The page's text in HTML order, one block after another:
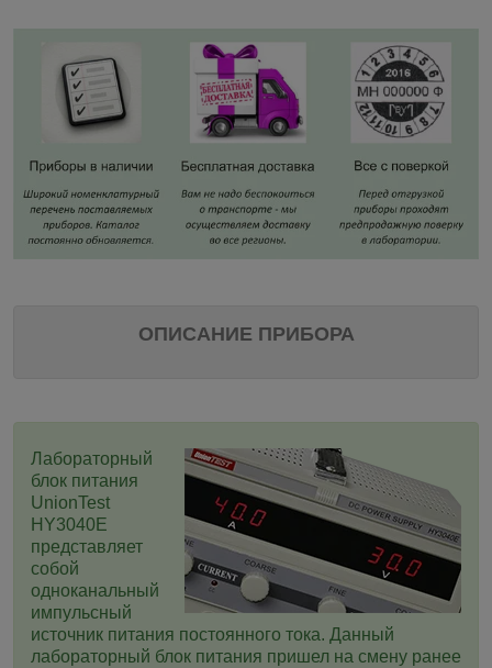
ОПИСАНИЕ ПРИБОРА
Лабораторный
блок питания
UnionTest
HY3040E
представляет
собой
одноканальный
импульсный
источник питания постоянного тока. Данный
лабораторный блок питания пришел на смену ранее